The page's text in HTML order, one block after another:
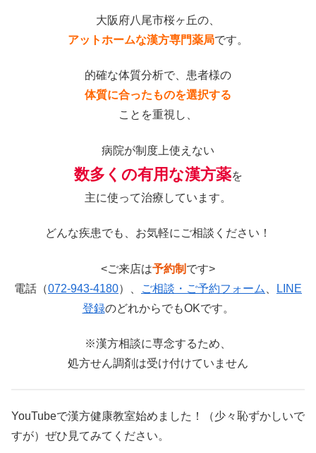
大阪府八尾市桜ヶ丘の、
アットホームな漢方専門薬局です。
的確な体質分析で、患者様の
体質に合ったものを選択する
ことを重視し、
病院が制度上使えない
数多くの有用な漢方薬を
主に使って治療しています。
どんな疾患でも、お気軽にご相談ください！
<ご来店は予約制 です>
電話（072-943-4180）、 ご相談・ご予約フォーム
LINE
登録のどれからでもOKです。
※漢方相談に専念するため、
処方せん調剤は受け付けていません
YouTubeで漢方健康教室始めました！（少々恥ずかしいで
すが）ぜひ見てみてください。